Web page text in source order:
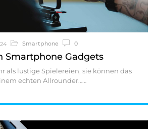
Smartphone 0
Smartphone Gadgets
als lustige Spielereien, sie können das
echten Allrounder…